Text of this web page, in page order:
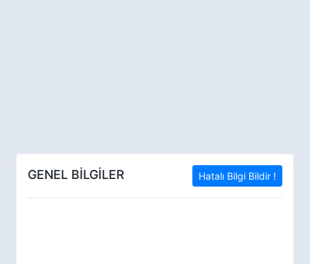
GENEL BİLGİLER Hatalı Bilgi Bildir !